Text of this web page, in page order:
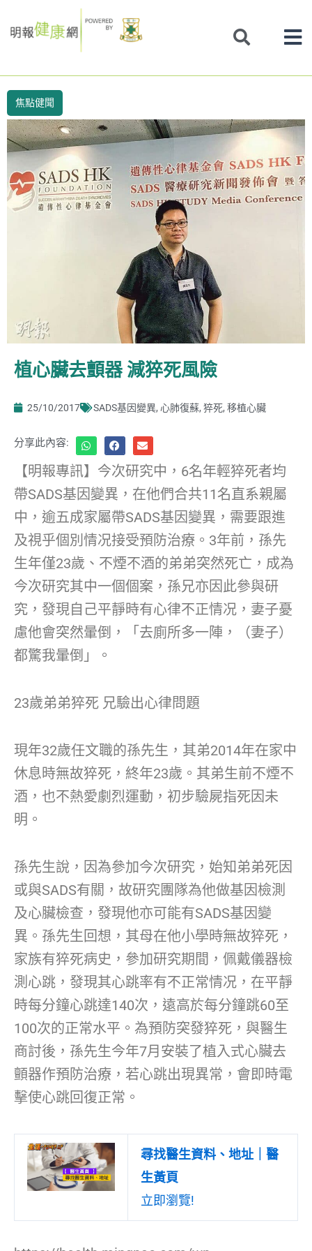
to
焦點健聞
植心臟去顫器 減猝死風險
25/10/2017 SADS基因變異, 心肺復蘇, 猝死, 移植心臟
分享此內容:
【明報專訊】今次研究中，6名年輕猝死者均
帶SADS基因變異，在他們合共11名直系親屬
中，逾五成家屬帶SADS基因變異，需要跟進
及視乎個別情况接受預防治療。3年前，孫先
生年僅23歲、不煙不酒的弟弟突然死亡，成為
今次研究其中一個個案，孫兄亦因此參與研
究，發現自己平靜時有心律不正情况，妻子憂
慮他會突然暈倒，「去廁所多一陣，（妻子）
都驚我暈倒」。
23歲弟弟猝死 兄驗出心律問題
現年32歲任文職的孫先生，其弟2014年在家中
休息時無故猝死，終年23歲。其弟生前不煙不
酒，也不熱愛劇烈運動，初步驗屍指死因未
明。
孫先生說，因為參加今次研究，始知弟弟死因
或與SADS有關，故研究團隊為他做基因檢測
及心臟檢查，發現他亦可能有SADS基因變
異。孫先生回想，其母在他小學時無故猝死，
家族有猝死病史，參加研究期間，佩戴儀器檢
測心跳，發現其心跳率有不正常情况，在平靜
時每分鐘心跳達140次，遠高於每分鐘跳60至
100次的正常水平。為預防突發猝死，與醫生
商討後，孫先生今年7月安裝了植入式心臟去
顫器作預防治療，若心跳出現異常，會即時電
擊使心跳回復正常。
尋找醫生資料、地址｜醫
生黃頁
立即瀏覽!